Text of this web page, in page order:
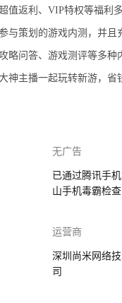
值返利、VIP特权等福利
与策划的游戏内测，并且
略问答、游戏测评等多种
神主播一起玩转新游，省
无广告
已通过腾讯手
山手机毒霸检查
运营商
深圳尚米网络
司